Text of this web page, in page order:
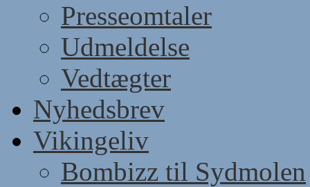
Presseomtaler
Udmeldelse
Vedtægter
Nyhedsbrev
Vikingeliv
Bombizz til Sydmolen